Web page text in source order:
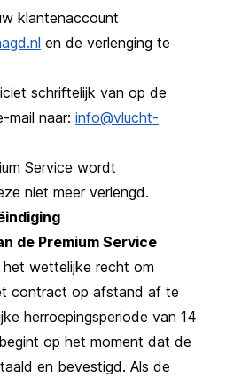
klantenaccount
en de verlenging te
schriftelijk van op de
mail naar: info@vlucht-
Service wordt
niet meer verlengd.
de Premium Service
wettelijke recht om
contract op afstand af te
herroepingsperiode van 14
op het moment dat de
en bevestigd. Als de